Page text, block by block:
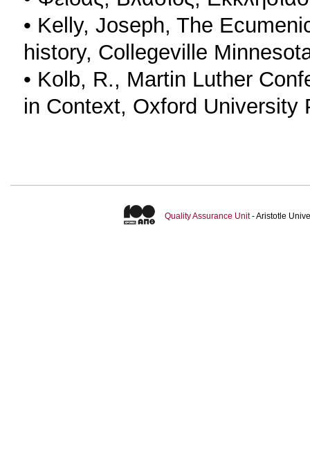
• Kelly, Joseph, The
history, Collegeville
• Kolb, R., Martin Luther
in Context, Oxford University
Quality Assurance Unit- Aristotle